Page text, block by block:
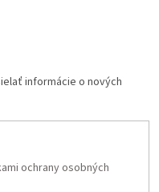
informácie o nových
ochrany osobných